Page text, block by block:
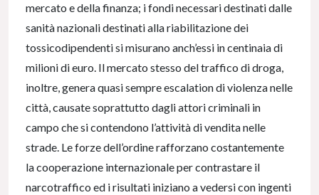
mercato e della finanza; i fondi necessari destinati dalle
sanità nazionali destinati alla riabilitazione dei
tossicodipendenti si misurano anch’essi in centinaia di
milioni di euro. Il mercato stesso del traffico di droga,
inoltre, genera quasi sempre escalation di violenza nelle
città, causate soprattutto dagli attori criminali in
campo che si contendono l’attività di vendita nelle
strade. Le forze dell’ordine rafforzano costantemente
la cooperazione internazionale per contrastare il
narcotraffico ed i risultati iniziano a vedersi con ingenti